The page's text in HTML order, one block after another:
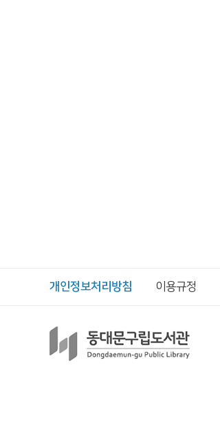
개인정보처리방침 이용규정